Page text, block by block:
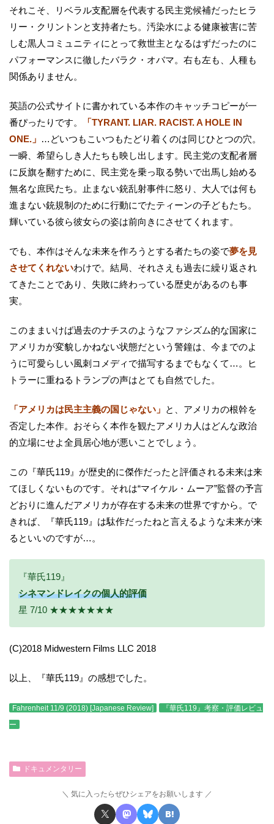
それこそ、リベラル支配層を代表する民主党候補だったヒラ
リー・クリントンと支持者たち。汚染水による健康被害に苦
しむ黒人コミュニティにとって救世主となるはずだったのに
パフォーマンスに徹したバラク・オバマ。右も左も、人種も
関係ありません。
英語の公式サイトに書かれている本作のキャッチコピーが一
番ぴったりです。
「TYRANT. LIAR. RACIST. A HOLE IN
ONE.」 …どいつもこいつもたどり着くのは同じひとつの穴。
一瞬、希望らしき人たちも映し出します。民主党の支配者層
に反旗を翻すために、民主党を乗っ取る勢いで出馬し始める
無名な庶民たち。止まない銃乱射事件に怒り、大人では何も
進まない銃規制のために行動にでたティーンの子どもたち。
輝いている彼ら彼女らの姿は前向きにさせてくれます。
でも、本作はそんな未来を作ろうとする者たちの姿で夢を見
させてくれないわけで。結局、それさえも過去に繰り返され
てきたことであり、失敗に終わっている歴史があるのも事
実。
このままいけば過去のナチスのようなファシズム的な国家に
アメリカが変貌しかねない状態だという警鐘は、今までのよ
うに可愛らしい風刺コメディで描写するまでもなくて…。ヒ
トラーに重ねるトランプの声はとても自然でした。
「アメリカは民主主義の国じゃない」 と、アメリカの根幹を
否定した本作。おそらく本作を観たアメリカ人はどんな政治
的立場にせよ全員居心地が悪いことでしょう。
この『華氏119』が歴史的に傑作だったと評価される未来は来
てほしくないものです。それは“マイケル・ムーア”監督の予言
どおりに進んだアメリカが存在する未来の世界ですから。で
きれば、『華氏119』は駄作だったねと言えるような未来が来
るといいのですが…。
『華氏119』
シネマンドレイクの個人的評価
星 7/10 ★★★★★★★
(C)2018 Midwestern Films LLC 2018
以上、『華氏119』の感想でした。
Fahrenheit 11/9 (2018) [Japanese Review]
『華氏119』考察・評価レビュ
ー
ドキュメンタリー
気に入ったらぜひシェアをお願いします